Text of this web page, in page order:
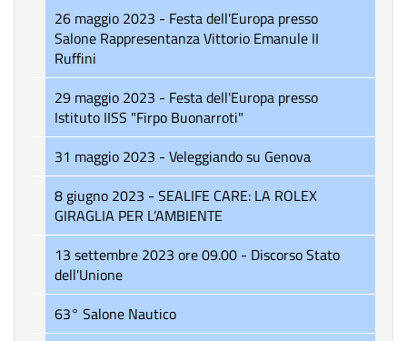
26 maggio 2023 - Festa dell'Europa presso
Salone Rappresentanza Vittorio Emanule II
Ruffini
29 maggio 2023 - Festa dell'Europa presso
Istituto IISS "Firpo Buonarroti"
31 maggio 2023 - Veleggiando su Genova
8 giugno 2023 - SEALIFE CARE: LA ROLEX
GIRAGLIA PER L’AMBIENTE
13 settembre 2023 ore 09.00 - Discorso Stato
dell'Unione
63° Salone Nautico